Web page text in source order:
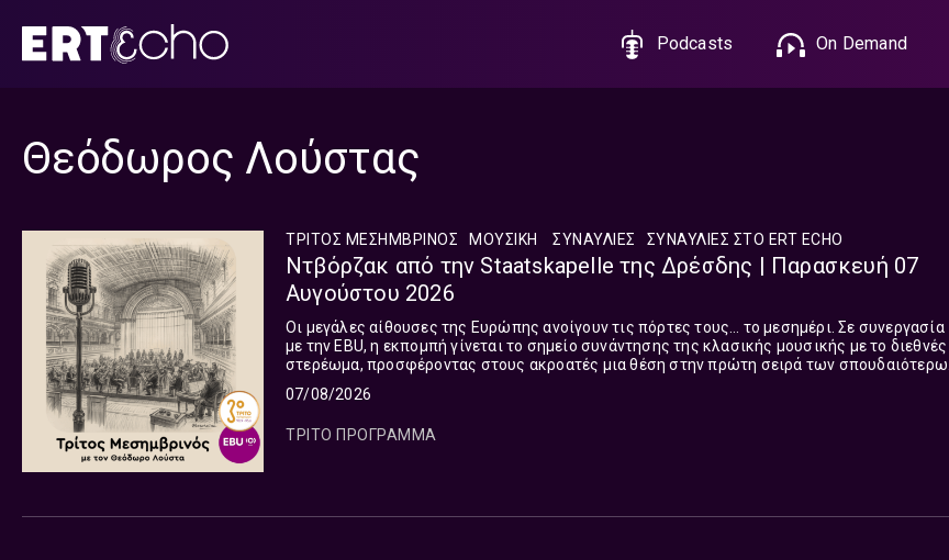
περιεχόμενο
Podcasts On Demand
Θεόδωρος Λούστας
ΤΡΙΤΟΣ ΜΕΣΗΜΒΡΙΝΟΣ ΜΟΥΣΙΚΉ ΣΥΝΑΥΛΊΕΣ ΣΥΝΑΥΛΊΕΣ ΣΤΟ ERT ΕCHO
Ντβόρζακ από την Staatskapelle της Δρέσδης | Παρασκευή 07
Αυγούστου 2026
Οι μεγάλες αίθουσες της Ευρώπης ανοίγουν τις πόρτες τους… το μεσημέρι. Σε συνεργασία
με την EBU, η εκπομπή γίνεται το σημείο συνάντησης της κλασικής μουσικής με το διεθνές
στερέωμα, προσφέροντας στους ακροατές μια θέση στην πρώτη σειρά των σπουδαιότερων
μεταδίδεται Δευτέρα με Παρασκευή στη μία το μεσημέρι, με δίωρη διάρκεια κάθε Δευτέρα
07/08/2026
ΤΡΙΤΟ ΠΡΟΓΡΑΜΜΑ